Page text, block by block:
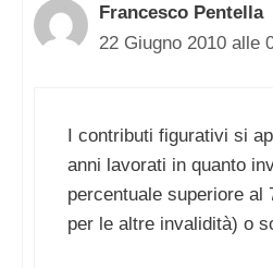
Francesco Pentella
22 Giugno 2010 alle
I contributi figurativi si
anni lavorati in quanto
percentuale superiore al
per le altre invalidità) o